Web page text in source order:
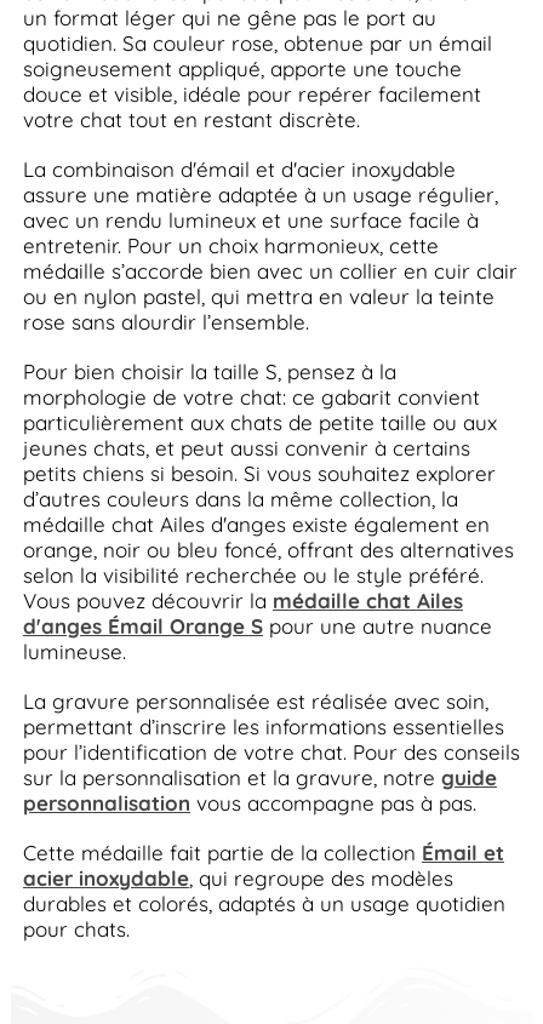
un format léger qui ne gêne pas le port au
quotidien. Sa couleur rose, obtenue par un émail
soigneusement appliqué, apporte une touche
douce et visible, idéale pour repérer facilement
votre chat tout en restant discrète.
La combinaison d'émail et d'acier inoxydable
assure une matière adaptée à un usage régulier,
avec un rendu lumineux et une surface facile à
entretenir. Pour un choix harmonieux, cette
médaille s’accorde bien avec un collier en cuir clair
ou en nylon pastel, qui mettra en valeur la teinte
rose sans alourdir l’ensemble.
Pour bien choisir la taille S, pensez à la
morphologie de votre chat: ce gabarit convient
particulièrement aux chats de petite taille ou aux
jeunes chats, et peut aussi convenir à certains
petits chiens si besoin. Si vous souhaitez explorer
d’autres couleurs dans la même collection, la
médaille chat Ailes d'anges existe également en
orange, noir ou bleu foncé, offrant des alternatives
selon la visibilité recherchée ou le style préféré.
Vous pouvez découvrir la médaille chat Ailes
d'anges Émail Orange Spour une autre nuance
lumineuse.
La gravure personnalisée est réalisée avec soin,
permettant d’inscrire les informations essentielles
pour l’identification de votre chat. Pour des conseils
sur la personnalisation et la gravure, notre guide
personnalisation vous accompagne pas à pas.
Cette médaille fait partie de la collection Émail et
acier inoxydable, qui regroupe des modèles
durables et colorés, adaptés à un usage quotidien
pour chats.